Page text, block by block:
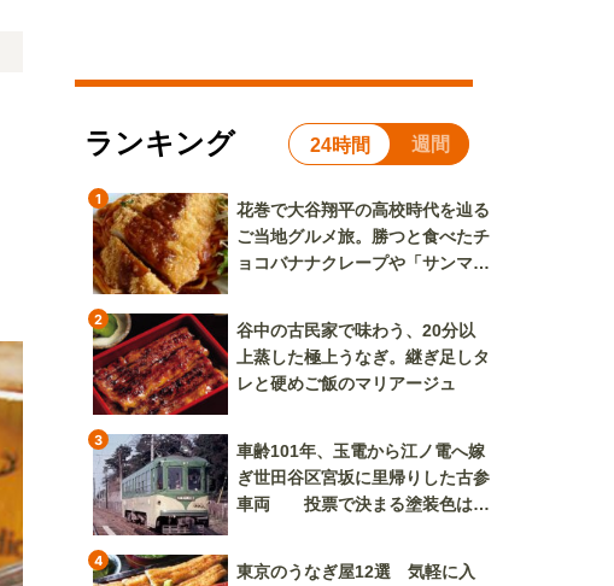
ランキング 24時間 週間
1
花巻で大谷翔平の高校時代を辿る
ご当地グルメ旅。勝つと食べたチ
ョコバナナクレープや「サンマー
2
谷中の古民家で味わう、20分以
上蒸した極上うなぎ。継ぎ足しタ
レと硬めご飯のマリアージュ
3
車齢101年、玉電から江ノ電へ嫁
ぎ世田谷区宮坂に里帰りした古参
車両 投票で決まる塗装色は、
4
東京のうなぎ屋12選 気軽に入